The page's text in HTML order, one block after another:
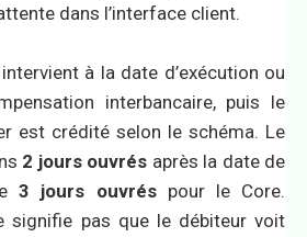
dans l’interface client.
à la date d’exécution ou
interbancaire, puis le
est crédité selon le schéma. Le
2 jours ouvrés après la date de
3 jours ouvréspour le Core.
signifie pas que le débiteur voit